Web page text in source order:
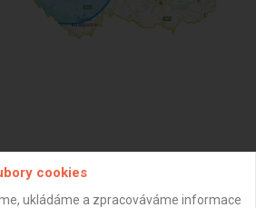
cookies
ukládáme a zpracováváme informace